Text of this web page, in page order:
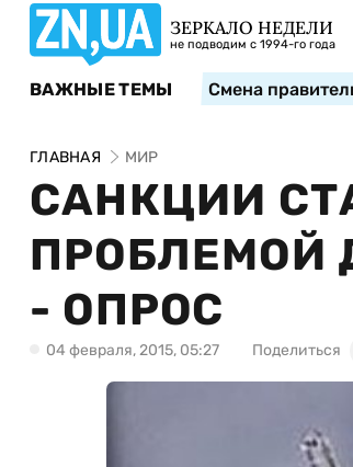
ЗЕРКАЛО НЕДЕЛИ
не подводим с 1994-го года
ВАЖНЫЕ ТЕМЫ Смена
ГЛАВНАЯ МИР
САНКЦИИ
ПРОБЛЕМОЙ
- ОПРОС
04 февраля, 2015, 05:27 Поделиться